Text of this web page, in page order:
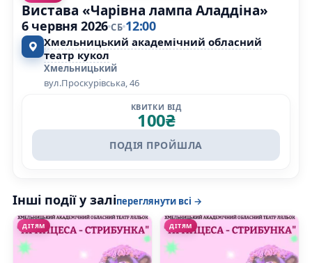
Вистава «Чарівна лампа Аладдіна»
6 червня 2026 СБ 12:00
Хмельницький академічний обласний
театр кукол
Хмельницький
вул.Проскурівська, 46
КВИТКИ ВІД
100₴
ПОДІЯ ПРОЙШЛА
Інші події у заліпереглянути всі →
ДІТЯМ ДІТЯМ